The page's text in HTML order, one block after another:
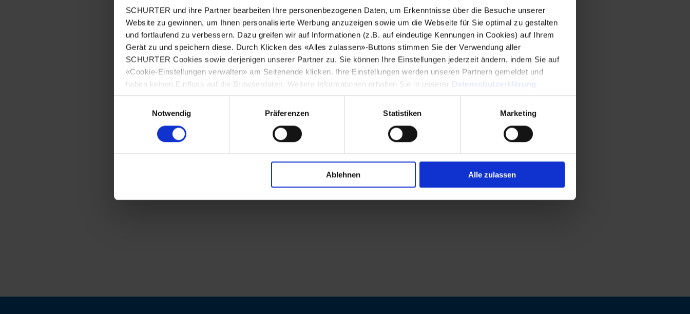
SCHURTER und ihre Partner bearbeiten Ihre personenbezogenen Daten, um Erkenntnisse über die Besuche unserer
Website zu gewinnen, um Ihnen personalisierte Werbung anzuzeigen sowie um die Webseite für Sie optimal zu gestalten
und fortlaufend zu verbessern. Dazu greifen wir auf Informationen (z.B. auf eindeutige Kennungen in Cookies) auf Ihrem
Gerät zu und speichern diese. Durch Klicken des «Alles zulassen»-Buttons stimmen Sie der Verwendung aller
SCHURTER Cookies sowie derjenigen unserer Partner zu. Sie können Ihre Einstellungen jederzeit ändern, indem Sie auf
«Cookie-Einstellungen verwalten» am Seitenende klicken. Ihre Einstellungen werden unseren Partnern gemeldet und
haben keinen Einfluss auf die Browserdaten. Weitere Informationen erhalten Sie in unserer
Datenschutzerklärung
Notwendig
Präferenzen Statistiken Marketing
Ablehnen Alle zulassen